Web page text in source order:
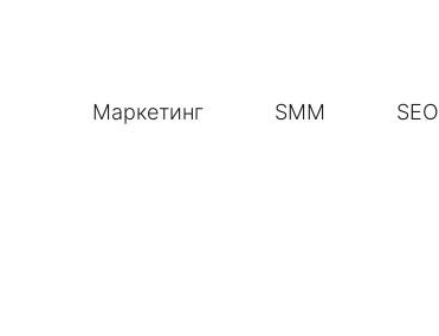
Маркетинг SMM SEO